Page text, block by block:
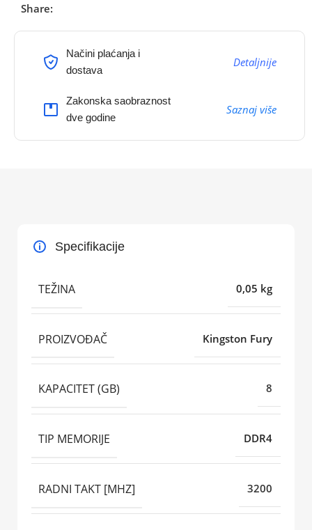
Share:
Načini plaćanja i
dostava
Detaljnije
Zakonska saobraznost
dve godine
Saznaj više
Specifikacije
TEŽINA 0,05 kg
PROIZVOĐAČ Kingston Fury
KAPACITET (GB) 8
TIP MEMORIJE DDR4
RADNI TAKT [MHZ] 3200